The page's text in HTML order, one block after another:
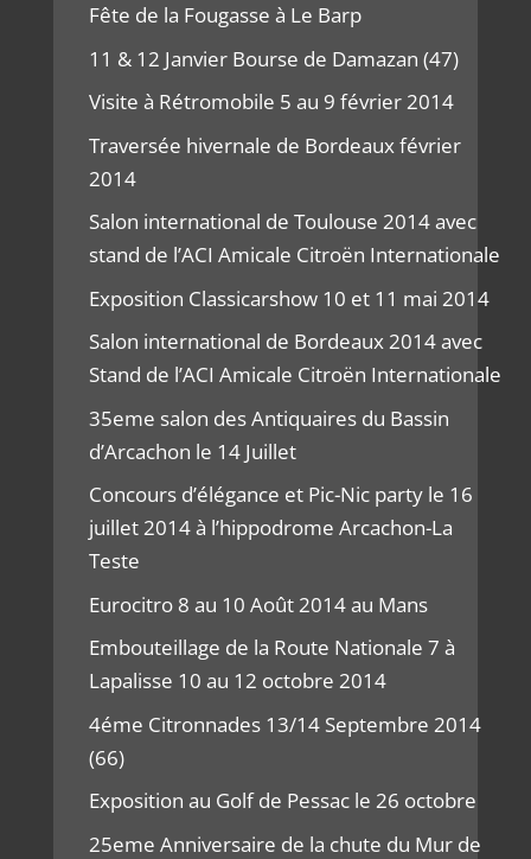
Fête de la Fougasse à Le Barp
11 & 12 Janvier Bourse de Damazan (47)
Visite à Rétromobile 5 au 9 février 2014
Traversée hivernale de Bordeaux février
2014
Salon international de Toulouse 2014 avec
stand de l’ACI Amicale Citroën Internationale
Exposition Classicarshow 10 et 11 mai 2014
Salon international de Bordeaux 2014 avec
Stand de l’ACI Amicale Citroën Internationale
35eme salon des Antiquaires du Bassin
d’Arcachon le 14 Juillet
Concours d’élégance et Pic-Nic party le 16
juillet 2014 à l’hippodrome Arcachon-La
Teste
Eurocitro 8 au 10 Août 2014 au Mans
Embouteillage de la Route Nationale 7 à
Lapalisse 10 au 12 octobre 2014
4éme Citronnades 13/14 Septembre 2014
(66)
Exposition au Golf de Pessac le 26 octobre
25eme Anniversaire de la chute du Mur de